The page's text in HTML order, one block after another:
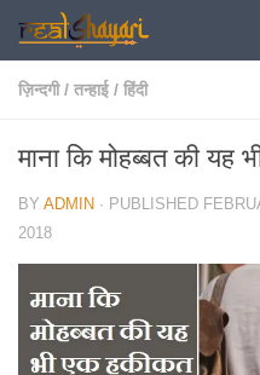
Skip to content
ज़िन्दगी / तन्हाई / हिंदी
माना कि मोहब्बत की यह
BY ADMIN · PUBLISHED
2018